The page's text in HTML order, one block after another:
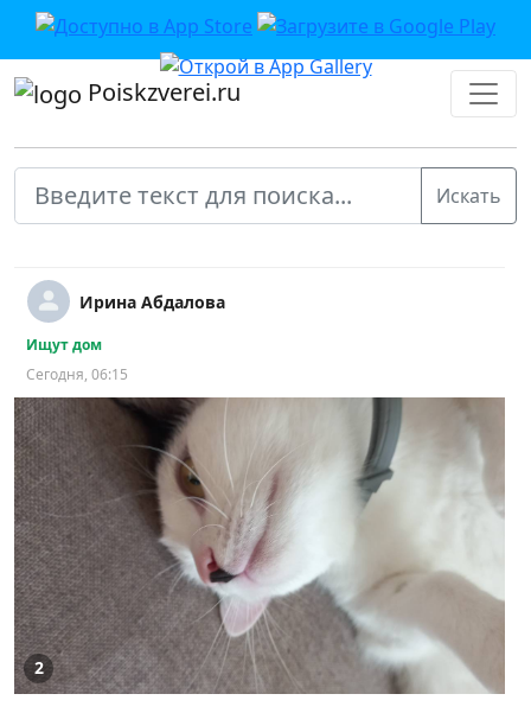
Poiskzverei.ru
Ирина Абдалова
Ищут дом
Сегодня, 06:15
2